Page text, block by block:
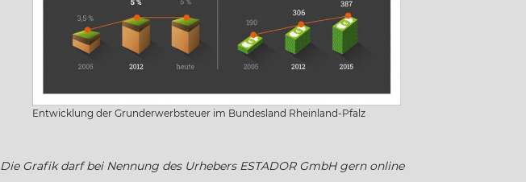
Entwicklung der Grunderwerbsteuer im Bundesland Rheinland-Pfalz
Die Grafik darf bei Nennung des Urhebers ESTADOR GmbH gern online